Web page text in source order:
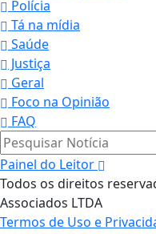
Polícia
Tá na mídia
Saúde
Justiça
Geral
Foco na Opinião
FAQ
Pesquisar Notícia
Painel do Leitor
Todos os direitos
Associados LTDA
Termos de Uso e
Termos de Uso e